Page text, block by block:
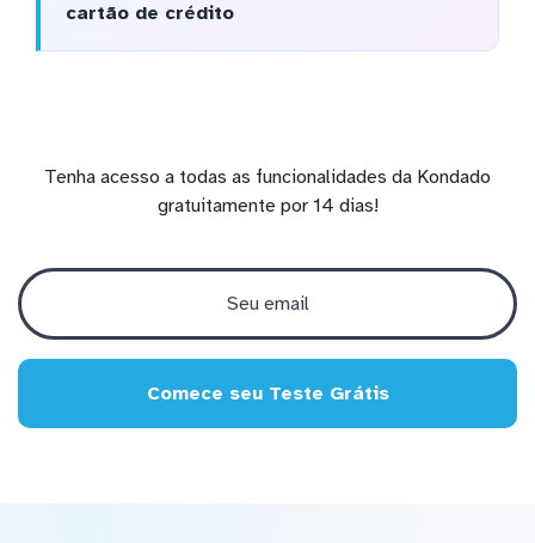
cartão de crédito
Tenha acesso a todas as funcionalidades da Kondado
gratuitamente por 14 dias!
Comece seu Teste Grátis